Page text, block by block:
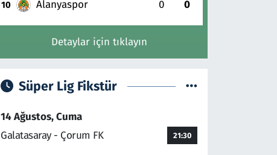
10 Alanyaspor 0 0
Detaylar için tıklayın
Süper Lig Fikstür
14 Ağustos, Cuma
Galatasaray - Çorum FK
21:30